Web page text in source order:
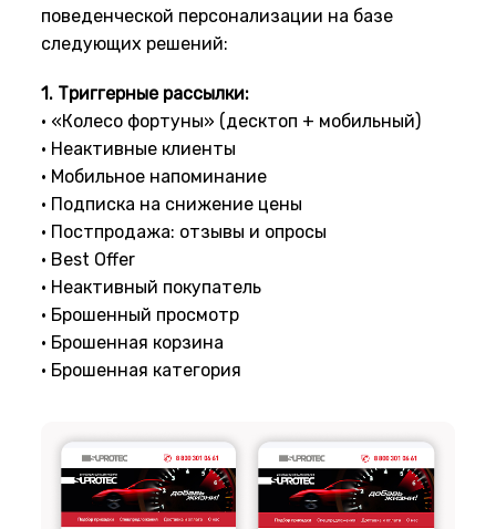
поведенческой персонализации на базе
следующих решений:
1. Триггерные рассылки:
• «Колесо фортуны» (десктоп + мобильный)
• Неактивные клиенты
• Мобильное напоминание
• Подписка на снижение цены
• Постпродажа: отзывы и опросы
• Best Offer
• Неактивный покупатель
• Брошенный просмотр
• Брошенная корзина
• Брошенная категория